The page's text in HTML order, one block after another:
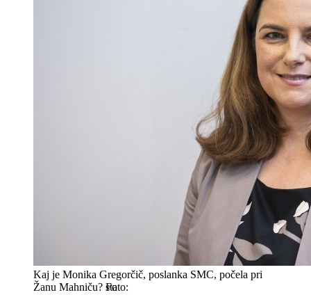
Kaj je Monika Gregorčič, poslanka SMC, počela pri
Žanu Mahniču? sta